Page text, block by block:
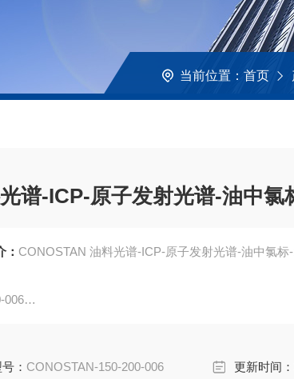
当前位置： 首页
谱-ICP-原子发射光谱-油中氯
： CONOSTAN 油料光谱-ICP-原子发射光谱-油中氯标
006
Cl Standard, 0.5% (5000ppm)
： CONOSTAN-150-200-006 更新时间：